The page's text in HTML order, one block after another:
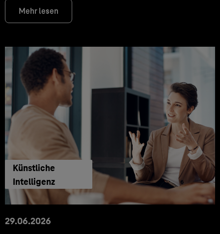
Mehr lesen
Künstliche
Intelligenz
29.06.2026